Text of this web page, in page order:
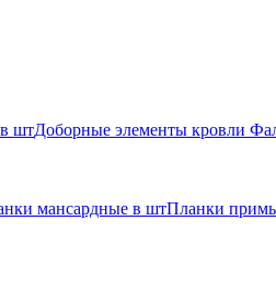
штДоборные элементы кровли
мансардные в штПланки